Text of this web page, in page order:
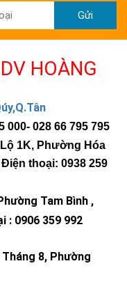
Gửi
HOÀNG
000- 028 66 795 795
1K, Phường Hóa
thoại: 0938 259
Tam Bình ,
: 0906 359 992
8, Phường